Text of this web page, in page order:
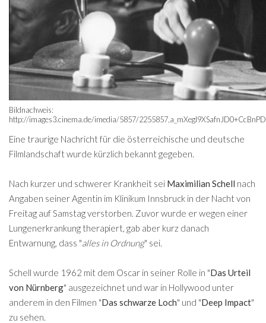
Bildnachweis:
http://images3.cinema.de/imedia/5857/
Eine traurige Nachricht für die österreichische und deutsche
Filmlandschaft wurde kürzlich bekannt gegeben.
Nach kurzer und schwerer Krankheit sei Maximilian Schell nach
Angaben seiner Agentin im Klinikum Innsbruck in der Nacht von
Freitag auf Samstag verstorben. Zuvor wurde er wegen einer
Lungenerkrankung therapiert, gab aber kurz danach
Entwarnung, dass "alles in Ordnung" sei.
Schell wurde 1962 mit dem Oscar in seiner Rolle in "Das Urteil
von Nürnberg" ausgezeichnet und war in Hollywood unter
anderem in den Filmen "Das schwarze Loch" und "Deep Impact"
zu sehen.